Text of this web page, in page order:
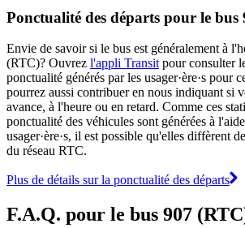
Ponctualité des départs pour le bus
Envie de savoir si le bus est généralement à
(RTC)? Ouvrez l'appli Transitpour consulter
ponctualité générés par les usager·ère·s pour
pourrez aussi contribuer en nous indiquant si
avance, à l'heure ou en retard. Comme ces
ponctualité des véhicules sont générées à
usager·ère·s, il est possible qu'elles diffèrent
du réseau RTC.
Plus de détails sur la ponctualité des départs
F.A.Q. pour le bus 907